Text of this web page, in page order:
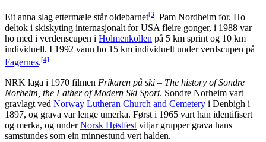
Eit anna slag ettermæle står oldebarnet[3] Pam Nordheim for. Ho
deltok i skiskyting internasjonalt for USA fleire gonger, i 1988 var
ho med i verdenscupen i Holmenkollen på 5 km sprint og 10 km
individuell. I 1992 vann ho 15 km individuelt under verdscupen på
Fagernes.[4]
NRK laga i 1970 filmen Frikaren på ski – The history of Sondre
Norheim, the Father of Modern Ski Sport. Sondre Norheim vart
gravlagt ved Norway Lutheran Church and Cemetery i Denbigh i
1897, og grava var lenge umerka. Først i 1965 vart han identifisert
og merka, og underNorsk Høstfestvitjar grupper grava hans
samstundes som ein minnestund vert halden.